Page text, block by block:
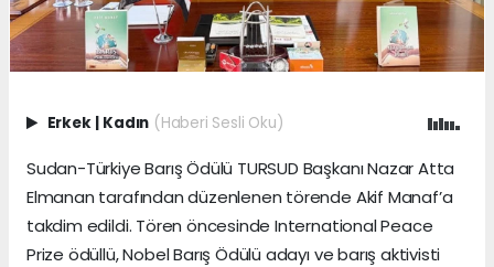
Erkek | Kadın (Haberi Sesli Oku)
Sudan-Türkiye Barış Ödülü TURSUD Başkanı Nazar Atta
Elmanan tarafından düzenlenen törende Akif Manaf’a
takdim edildi. Tören öncesinde International Peace
Prize ödüllü, Nobel Barış Ödülü adayı ve barış aktivisti